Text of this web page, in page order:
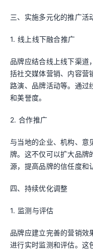
三、实施多元化的推广活
1. 线上线下融合推广
品牌应结合线上线下渠道
括社交媒体营销、内容营
路演、品牌活动等。通过
和美誉度。
2. 合作推广
与当地的企业、机构、意
牌。这不仅可以扩大品牌
源，提高品牌的信任度和
四、持续优化调整
1. 监测与评估
品牌应建立完善的营销效
进行实时监测和评估。这